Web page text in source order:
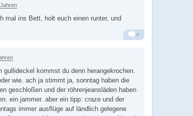
mal ins Bett, holt euch einen runter, und
0
gullideckel kommst du denn herangekrochen.
wie. ach ja stimmt ja, sonntag haben die
geschloßen und der röhrenjeansläden haben
ein jammer. aber ein tipp: craze und der
immer ausflüge auf ländlich gelegene